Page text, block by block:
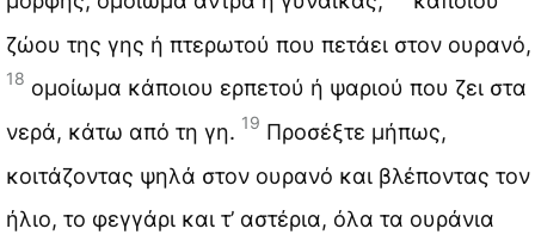
ζώου της γης ή πτερωτού που πετάει στον ουρανό,
18 ομοίωμα κάποιου ερπετού ή ψαριού που ζει στα
νερά, κάτω από τη γη. 19 Προσέξτε μήπως,
κοιτάζοντας ψηλά στον ουρανό και βλέποντας τον
ήλιο, το φεγγάρι και τ’ αστέρια, όλα τα ουράνια